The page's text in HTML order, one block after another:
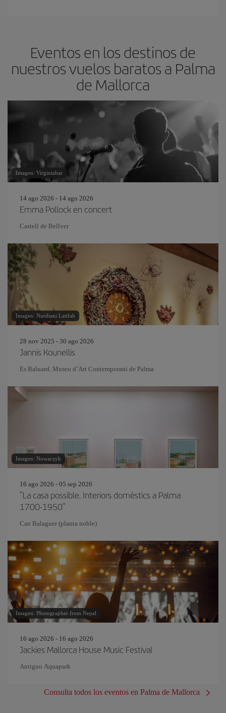
Eventos en los destinos de
nuestros vuelos baratos a Palma
de Mallorca
Imagen: Virginiabar
14 ago 2026 - 14 ago 2026
Emma Pollock en concert
Castell de Bellver
Imagen: Nurdiani Latifah
28 nov 2025 - 30 ago 2026
Jannis Kounellis
Es Baluard. Museu d’Art Contemporani de Palma
Imagen: Nowaczyk
16 ago 2026 - 05 sep 2026
“La casa possible. Interiors domèstics a Palma
1700-1950”
Can Balaguer (planta noble)
Imagen: Photographer from Nepal
16 ago 2026 - 16 ago 2026
Jackies Mallorca House Music Festival
Antiguo Aquapark
Consulta todos los eventos en Palma de Mallorca